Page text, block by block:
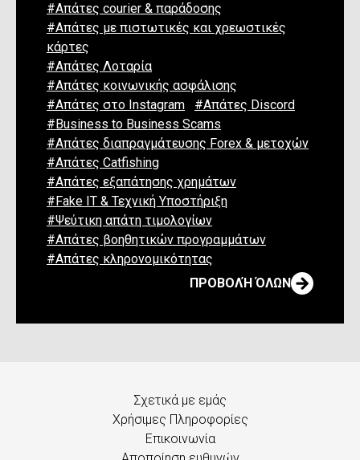
#Απάτες courier & παράδοσης
#Απάτες με πιστωτικές και χρεωστικές
κάρτες
#Απάτες Λοταρία
#Απάτες κοινωνικής ασφάλισης
#Απάτες στο Instagram
#Απάτες Discord
#Business to Business Scams
#Απάτες διαπραγμάτευσης Forex & μετοχών
#Απάτες Catfishing
#Απάτες εξαπάτησης χρημάτων
#Fake IT & Τεχνική Υποστήριξη
#Ψεύτικη απάτη τιμολογίων
#Απάτες βοηθητικών προγραμμάτων
#Απάτες κληρονομικότητας
ΠΡΟΒΟΛΉ ΌΛΩΝ
Σχετικά με εμάς
Χρήσιμες Πληροφορίες
Επικοινωνία